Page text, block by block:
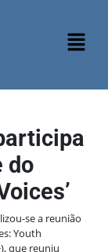
do
se a reunião
Youth
que reuniu